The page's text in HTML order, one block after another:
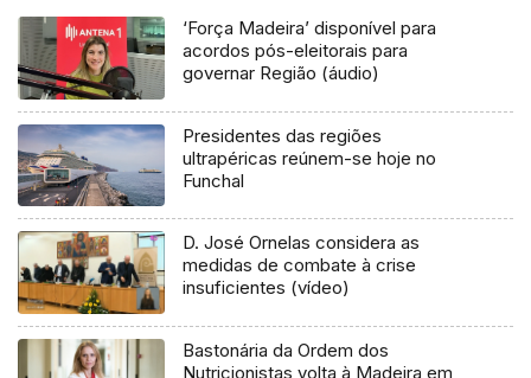
‘Força Madeira’ disponível para
acordos pós-eleitorais para
governar Região (áudio)
Presidentes das regiões
ultrapéricas reúnem-se hoje no
Funchal
D. José Ornelas considera as
medidas de combate à crise
insuficientes (vídeo)
Bastonária da Ordem dos
Nutricionistas volta à Madeira em